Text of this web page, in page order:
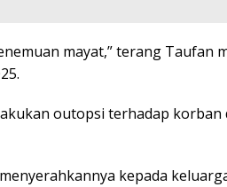
mayat,” terang Taufan
outopsi terhadap korban
kepada